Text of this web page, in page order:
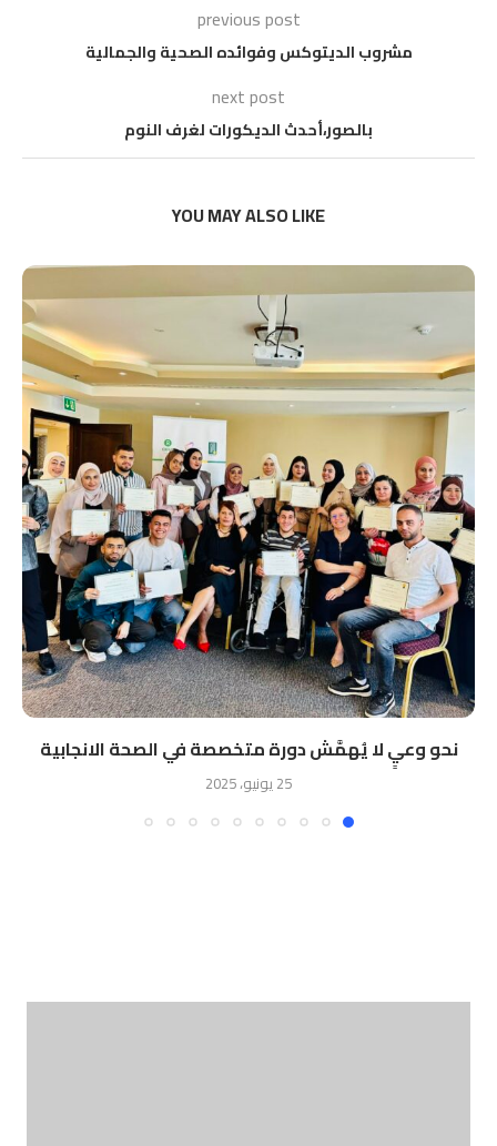
previous post
مشروب الديتوكس وفوائده الصحية والجمالية
next post
بالصور،أحدث الديكورات لغرف النوم
YOU MAY ALSO LIKE
نحو وعيٍ لا يُهمَّش دورة متخصصة في الصحة الانجابية
25 يونيو، 2025